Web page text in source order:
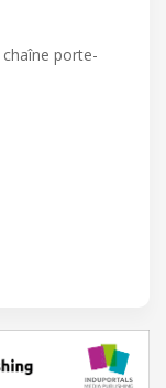
porte-